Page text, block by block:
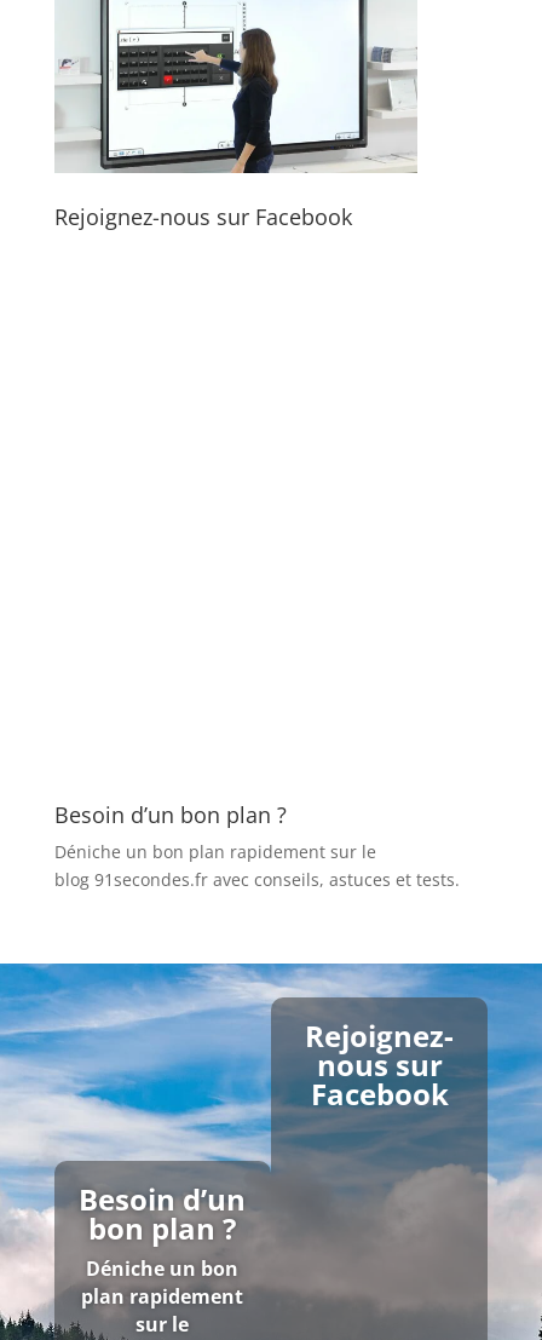
Rejoignez-nous sur Facebook
Besoin d’un bon plan ?
Déniche un bon plan rapidement sur le
blog 91secondes.fravec conseils, astuces et tests.
Besoin d’un
bon plan ?
Déniche un bon
plan rapidement
sur le
Rejoignez-
nous sur
Facebook